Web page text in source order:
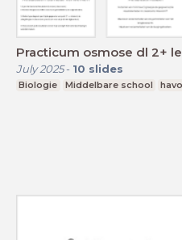
Practicum osmose dl 2+
July 2025- 10 slides
Biologie Middelbare school havo